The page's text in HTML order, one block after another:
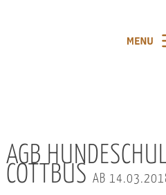
AGB
COTTBUS AB